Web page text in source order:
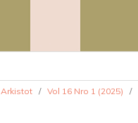
Arkistot / Vol 16 Nro 1 (2025) /